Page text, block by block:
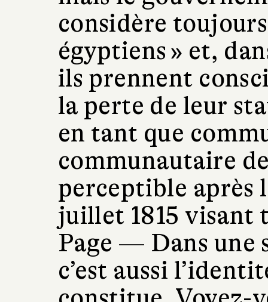
considère
égyptiens » et,
ils prennent
la perte de leur
en tant que
communautaire
perceptible après
juillet 1815 visant
Page — Dans une
c’est aussi